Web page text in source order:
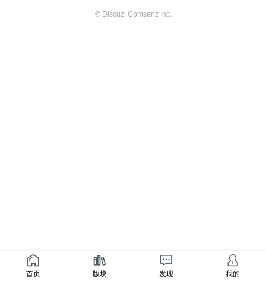
© Discuz! Comsenz Inc.
首页 版块 发现 我的